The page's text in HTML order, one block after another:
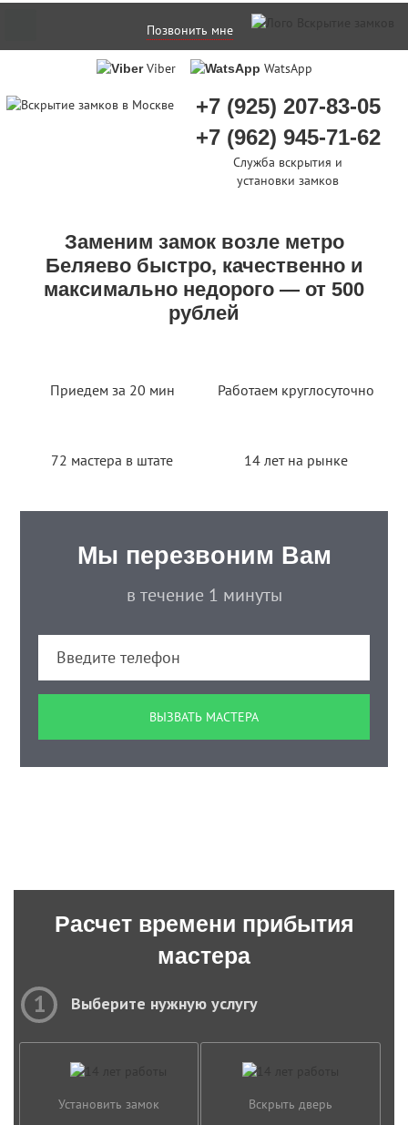
Позвонить мне
Viber WatsApp
+7 (925) 207-83-05
+7 (962) 945-71-62
Служба вскрытия и
установки замков
Заменим замок возле метро
Беляево быстро, качественно и
максимально недорого — от 500
рублей
Приедем за 20 мин Работаем круглосуточно
72 мастера в штате 14 лет на рынке
Мы перезвоним Вам
в течение 1 минуты
Расчет времени прибытия
мастера
1 Выберите нужную услугу
Установить замок Вскрыть дверь